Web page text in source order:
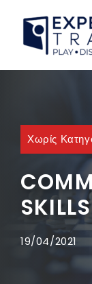
Χωρίς
SKILLS
19/04/2021